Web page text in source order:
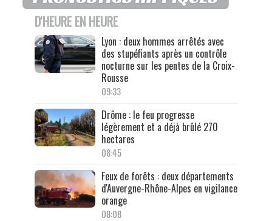
D'HEURE EN HEURE
Lyon : deux hommes arrêtés avec
des stupéfiants après un contrôle
nocturne sur les pentes de la Croix-
Rousse
09:33
Drôme : le feu progresse
légèrement et a déjà brûlé 270
hectares
08:45
Feux de forêts : deux départements
d'Auvergne-Rhône-Alpes en vigilance
orange
08:08